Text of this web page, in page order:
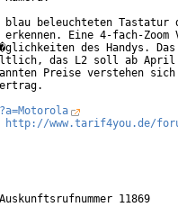
beleuchteten Tastatur
Eine 4-fach-Zoom
des Handys.
das L2 soll ab
Preise verstehen
http://www.tarif4you.de/
11869